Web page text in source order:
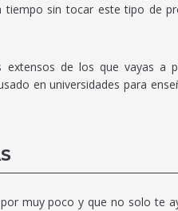
sin tocar este tipo de
de los que vayas a
en universidades para
muy poco y que no solo te